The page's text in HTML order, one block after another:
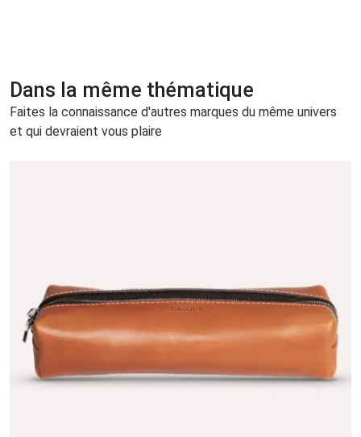
Dans la même thématique
Faites la connaissance d'autres marques du même univers
et qui devraient vous plaire